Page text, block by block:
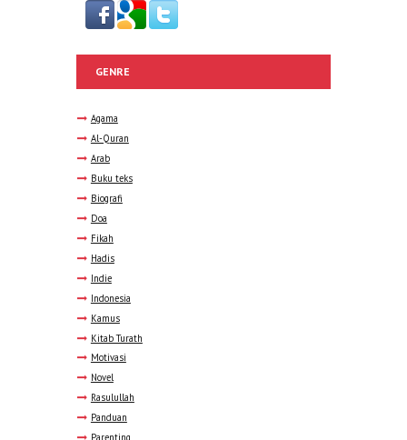
GENRE
Agama
Al-Quran
Arab
Buku teks
Biografi
Doa
Fikah
Hadis
Indie
Indonesia
Kamus
Kitab Turath
Motivasi
Novel
Rasulullah
Panduan